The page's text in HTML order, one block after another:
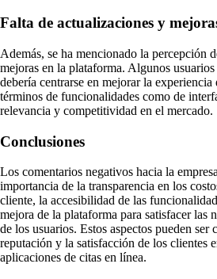
Falta de actualizaciones y
Además, se ha mencionado la percepción
mejoras en la plataforma. Algunos usuarios
debería centrarse en mejorar la experiencia
términos de funcionalidades como de
relevancia y competitividad en el mercado.
Conclusiones
Los comentarios negativos hacia la
importancia de la transparencia en los
cliente, la accesibilidad de las
mejora de la plataforma para satisfacer las
de los usuarios. Estos aspectos pueden ser
reputación y la satisfacción de los clientes
aplicaciones de citas en línea.